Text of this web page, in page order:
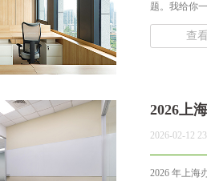
题。我给你
查
2026上
2026-02-12
2026 年上海